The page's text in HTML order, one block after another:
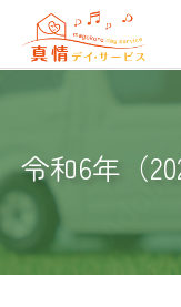
令和6年（